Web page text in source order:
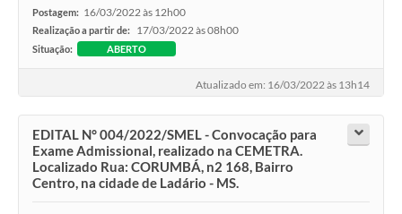
Postagem: 16/03/2022 às 12h00
Realização a partir de: 17/03/2022 às 08h00
Situação: ABERTO
Atualizado em: 16/03/2022 às 13h14
EDITAL N° 004/2022/SMEL - Convocação para
Exame Admissional, realizado na CEMETRA.
Localizado Rua: CORUMBÁ, n2 168, Bairro
Centro, na cidade de Ladário - MS.